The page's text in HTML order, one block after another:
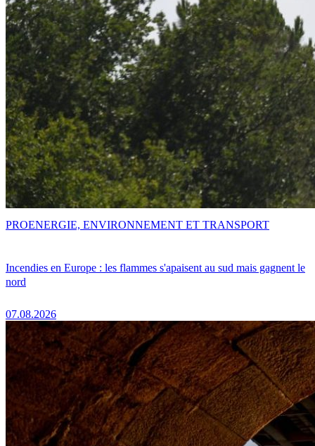
Incendies en Europe : les flammes s'apaisent au sud mais gagnent le
nord
07.08.2026
PROENERGIE, ENVIRONNEMENT ET TRANSPORT